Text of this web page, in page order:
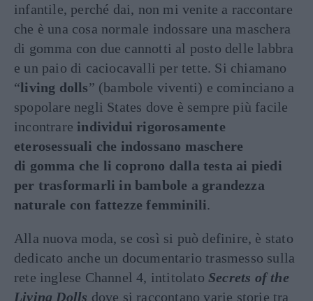
infantile, perché dai, non mi venite a raccontare
che è una cosa normale indossare una maschera
di gomma con due cannotti al posto delle labbra
e un paio di caciocavalli per tette. Si chiamano
“living dolls” (bambole viventi) e cominciano a
spopolare negli States dove è sempre più facile
incontrare individui rigorosamente
eterosessuali che indossano maschere
di gomma che li coprono dalla testa ai piedi
per trasformarli in bambole a grandezza
naturale con fattezze femminili.
Alla nuova moda, se così si può definire, è stato
dedicato anche un documentario trasmesso sulla
rete inglese Channel 4, intitolato Secrets of the
Living Dolls dove si raccontano varie storie tra